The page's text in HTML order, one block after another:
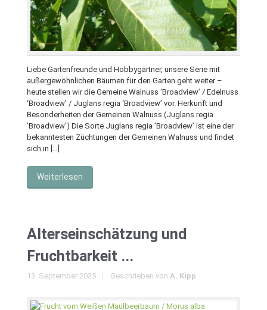
Liebe Gartenfreunde und Hobbygärtner, unsere Serie mit
außergewöhnlichen Bäumen für den Garten geht weiter –
heute stellen wir die Gemeine Walnuss ‘Broadview’ / Edelnuss
‘Broadview’ / Juglans regia ‘Broadview’ vor. Herkunft und
Besonderheiten der Gemeinen Walnuss (Juglans regia
’Broadview’) Die Sorte Juglans regia ’Broadview’ ist eine der
bekanntesten Züchtungen der Gemeinen Walnuss und findet
sich in […]
Weiterlesen
Alterseinschätzung und
Fruchtbarkeit ...
13. September 2025 Geschrieben von A. Kipp